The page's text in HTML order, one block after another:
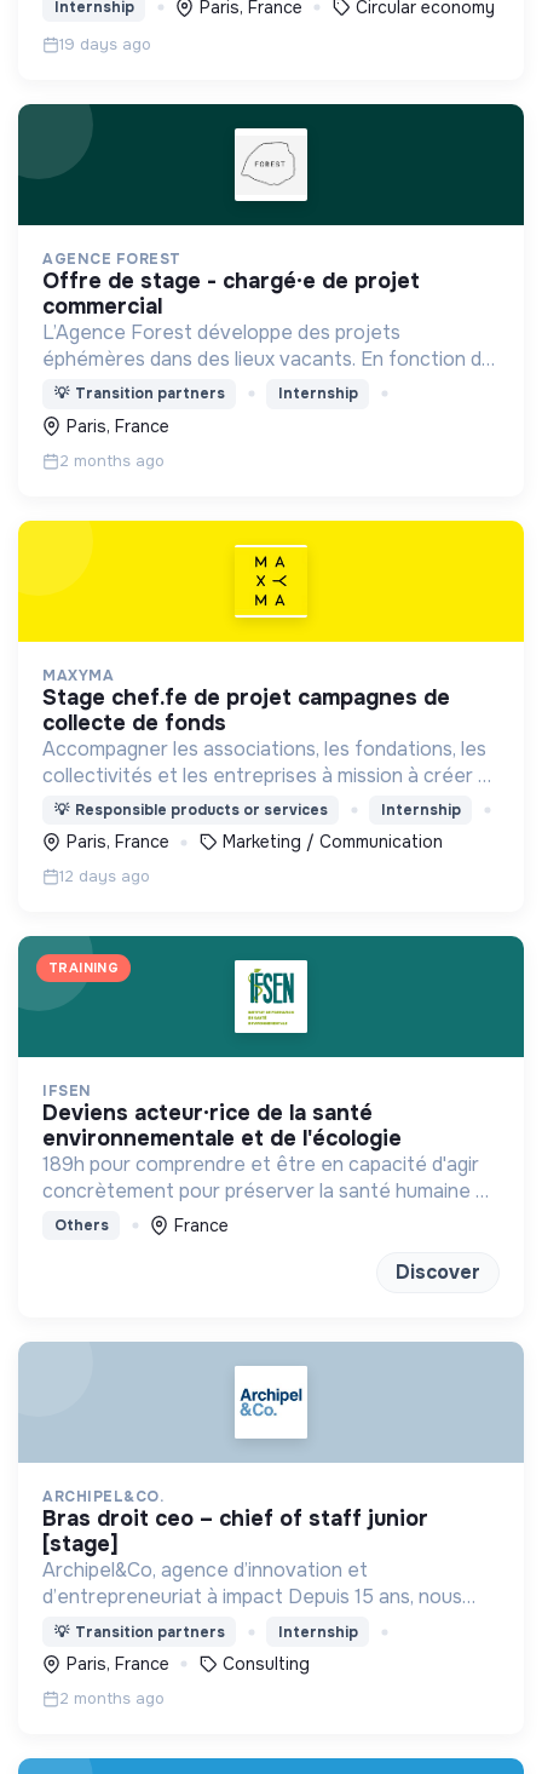
professionnel.
Internship
Paris, France Circular economy
19 days ago
AGENCE FOREST
offre de stage - chargé·e de projet
commercial
L’Agence Forest développe des projets
éphémères dans des lieux vacants. En fonction du
contexte, elle élabore des programmations
diversifiées : événementiel, activités à impact,
accueil du public...
💡 Transition partners Internship
Paris, France
2 months ago
MAXYMA
stage chef.fe de projet campagnes de
collecte de fonds
Accompagner les associations, les fondations, les
collectivités et les entreprises à mission à créer et
animer leur communauté d’engagement, au
service du bien commun.
💡 Responsible products or services Internship
Paris, France Marketing / Communication
12 days ago
TRAINING
IFSEN
deviens acteur·rice de la santé
environnementale et de l'écologie
189h pour comprendre et être en capacité d'agir
concrètement pour préserver la santé humaine et
planétaire
Others France
Discover
ARCHIPEL&CO.
bras droit ceo – chief of staff junior
[stage]
Archipel&Co, agence d’innovation et
d’entrepreneuriat à impact Depuis 15 ans, nous
accompagnons nos clients dans la conception et la
mise en œuvre de leurs projets à impact.
💡 Transition partners Internship
Paris, France Consulting
2 months ago